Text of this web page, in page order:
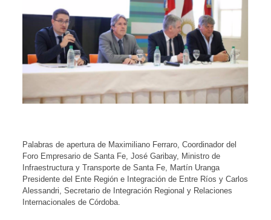
Palabras de apertura de Maximiliano Ferraro, Coordinador del
Foro Empresario de Santa Fe, José Garibay, Ministro de
Infraestructura y Transporte de Santa Fe, Martín Uranga
Presidente del Ente Región e Integración de Entre Ríos y Carlos
Alessandri, Secretario de Integración Regional y Relaciones
Internacionales de Córdoba.